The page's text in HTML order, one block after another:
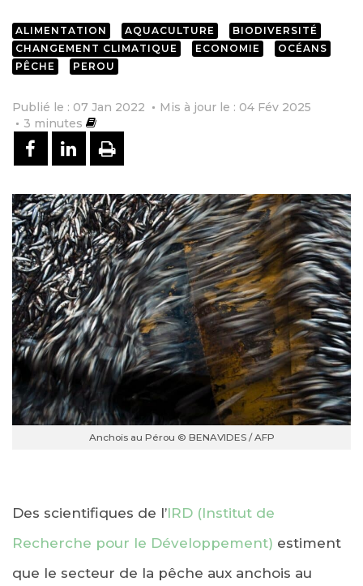
ALIMENTATION AQUACULTURE
BIODIVERSITÉ
CHANGEMENT CLIMATIQUE
ECONOMIE
OCÉANS
PÊCHE
PEROU
Publié le : 07 Jan 2022
Mis à jour le : 04 Fév 2025
3 minutes
PARTAGER SUR FACEBOOK
PARTAGER SUR LINKEDIN
IMPRIMER
Anchois au Pérou © BENAVIDES / AFP
Des scientifiques de l’IRD (Institut de
Recherche pour le Développement) estiment
que le secteur de la pêche aux anchois au